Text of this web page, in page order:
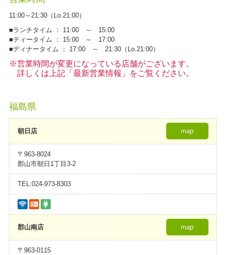
11:00～21:30（Lo.21:00）
■ランチタイム ： 11:00 ～ 15:00
■ティータイム ： 15:00 ～ 17:00
■ディナータイム ： 17:00 ～ 21:30（Lo.21:00）
※営業時間が変更になっている店舗がございます。
詳しくは上記「最新営業情報」をご覧ください。
福島県
朝日店 map
〒963-8024
郡山市朝日1丁目3-2
TEL:024-973-8303
郡山南店 map
〒963-0115